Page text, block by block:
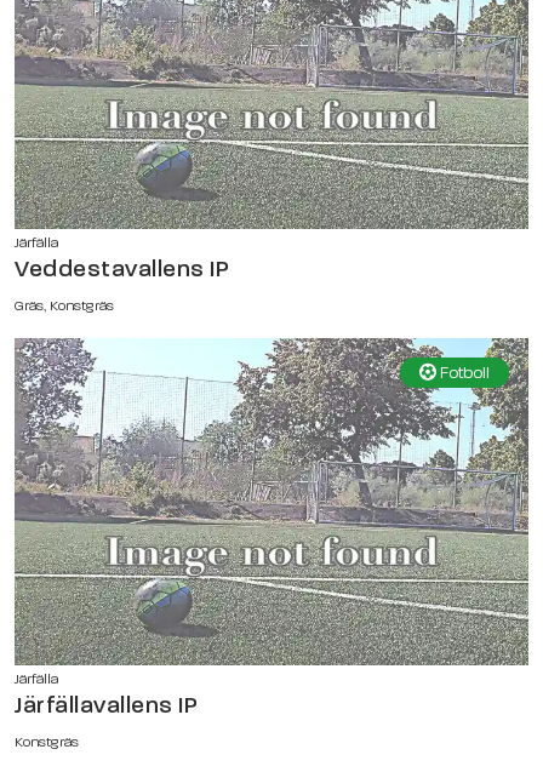
Järfälla
Veddestavallens IP
Gräs, Konstgräs
Fotboll
Järfälla
Järfällavallens IP
Konstgräs